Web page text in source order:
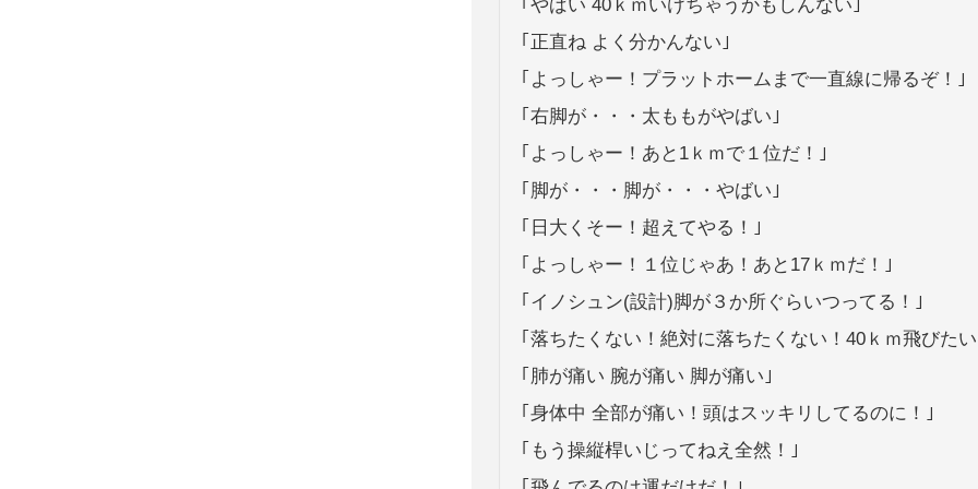
｢やばい 40ｋｍいけちゃうかもしんない｣
｢正直ね よく分かんない｣
｢よっしゃー！プラットホームまで一直線に帰るぞ！｣
｢右脚が・・・太ももがやばい｣
｢よっしゃー！あと1ｋｍで１位だ！｣
｢脚が・・・脚が・・・やばい｣
｢日大くそー！超えてやる！｣
｢よっしゃー！１位じゃあ！あと17ｋｍだ！｣
｢イノシュン(設計)脚が３か所ぐらいつってる！｣
｢落ちたくない！絶対に落ちたくない！40ｋｍ飛びた
｢肺が痛い 腕が痛い 脚が痛い｣
｢身体中 全部が痛い！頭はスッキリしてるのに！｣
｢もう操縦桿いじってねえ全然！｣